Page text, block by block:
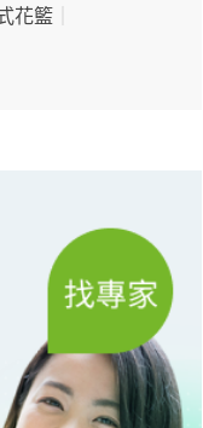
花籃